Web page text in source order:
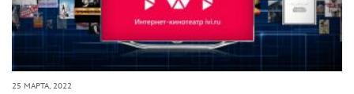
25 МАРТА, 2022